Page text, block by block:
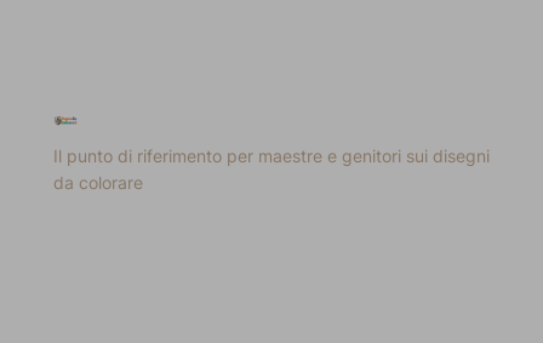
Il punto di riferimento per maestre e genitori sui disegni
da colorare